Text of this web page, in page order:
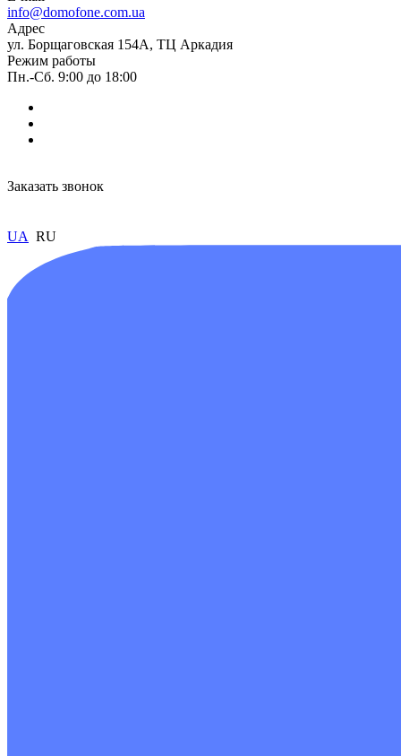
info@domofone.com.ua
Адрес
ул. Борщаговская 154А, ТЦ Аркадия
Режим работы
Пн.-Сб. 9:00 до 18:00
Заказать звонок
UA RU